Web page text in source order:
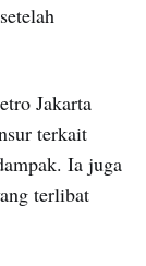
Jakarta
terkait
Ia juga
terlibat